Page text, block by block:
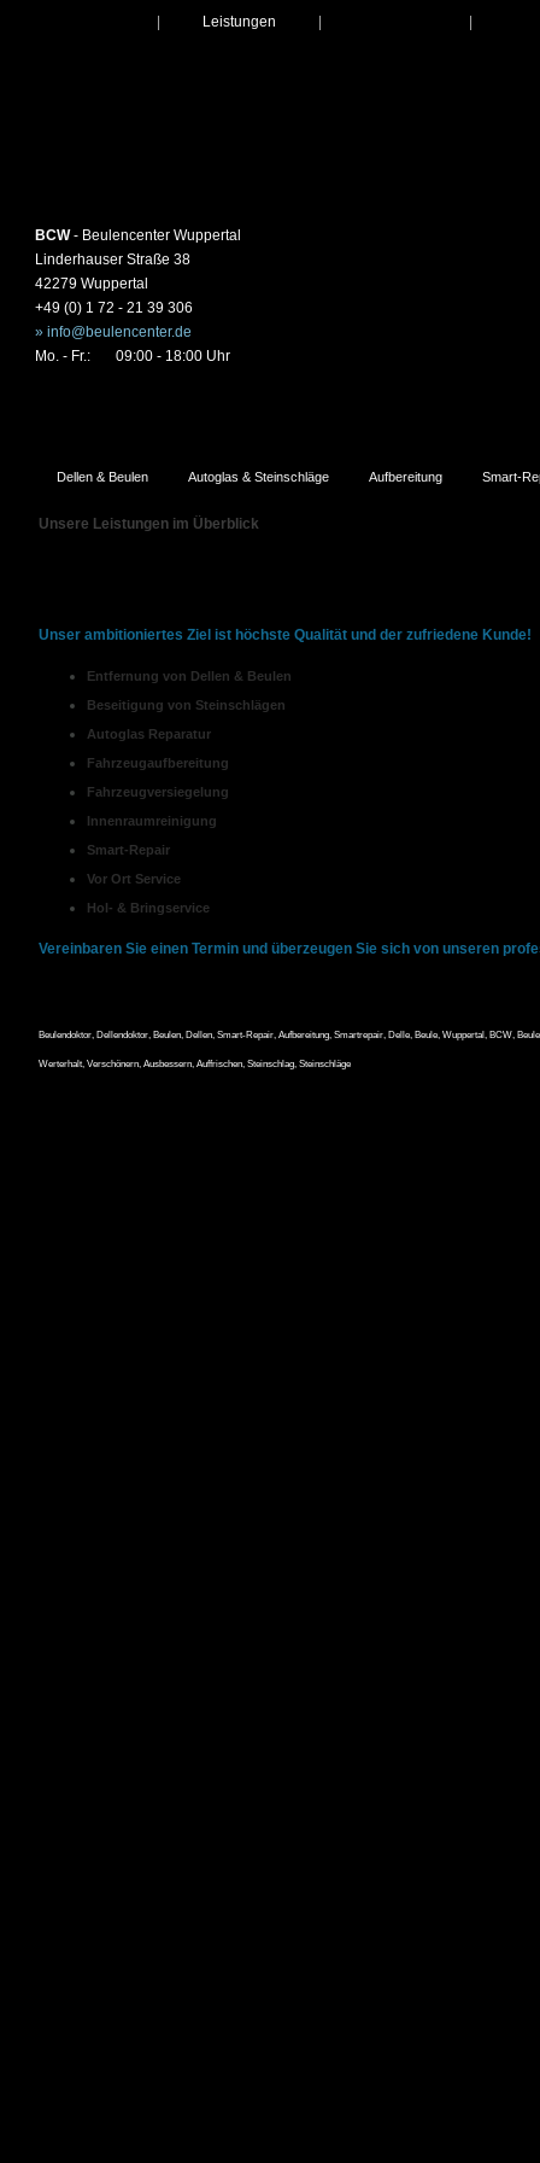
BCW- Beulencenter Wuppertal
Linderhauser Straße 38
42279 Wuppertal
+49 (0) 1 72 - 21 39 306
» info@beulencenter.de
Mo. - Fr.:
09:00 - 18:00 Uhr
Leistungen
Dellen & Beulen Autoglas & Steinschläge Aufbereitung Smart-
Unsere Leistungen im Überblick
Unser ambitioniertes Ziel ist höchste Qualität und der zufriedene Kunde!
Entfernung von Dellen & Beulen
Beseitigung von Steinschlägen
Autoglas Reparatur
Fahrzeugaufbereitung
Fahrzeugversiegelung
Innenraumreinigung
Smart-Repair
Vor Ort Service
Hol- & Bringservice
Vereinbaren Sie einen Termin und überzeugen Sie sich von unseren
Beulendoktor, Dellendoktor, Beulen, Dellen, Smart-Repair, Aufbereitung, Smartrepair, Delle, Beule, Wuppertal, BCW,
Werterhalt, Verschönern, Ausbessern, Auffrischen, Steinschlag, Steinschläge